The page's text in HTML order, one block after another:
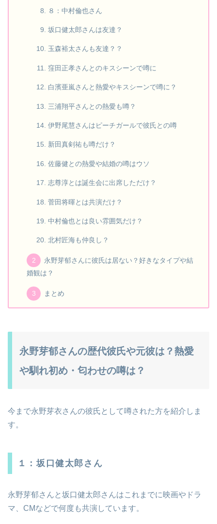
８：中村倫也さん
坂口健太郎さんは友達？
玉森裕太さんも友達？？
窪田正孝さんとのキスシーンで噂に
白濱亜嵐さんと熱愛やキスシーンで噂に？
三浦翔平さんとの熱愛も噂？
伊野尾慧さんはピーチガールで彼氏との噂
新田真剣祐も噂だけ？
佐藤健との熱愛や結婚の噂はウソ
志尊淳とは誕生会に出席しただけ？
菅田将暉とは共演だけ？
中村倫也とは良い雰囲気だけ？
北村匠海も仲良し？
永野芽郁さんに彼氏は居ない？好きなタイプや結
婚観は？
まとめ
永野芽郁さんの歴代彼氏や元彼は？熱愛
や馴れ初め・匂わせの噂は？
今まで永野芽衣さんの彼氏として噂された方を紹介しま
す。
１：坂口健太郎さん
永野芽郁さんと坂口健太郎さんはこれまでに映画やドラ
マ、CMなどで何度も共演しています。